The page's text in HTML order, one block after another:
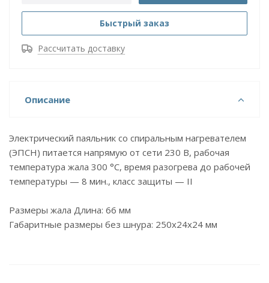
Быстрый заказ
Рассчитать доставку
Описание
Электрический паяльник со спиральным нагревателем
(ЭПСН) питается напрямую от сети 230 В, рабочая
температура жала 300 °С, время разогрева до рабочей
температуры — 8 мин., класс защиты — II
Размеры жала Длина: 66 мм
Габаритные размеры без шнура: 250x24x24 мм